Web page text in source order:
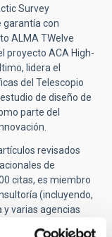
Survey
garantía con
ALMA TWelve
proyecto ACA High-
lidera el
del Telescopio
de diseño de
parte del
revisados
de
citas, es miembro
(incluyendo,
y varias agencias